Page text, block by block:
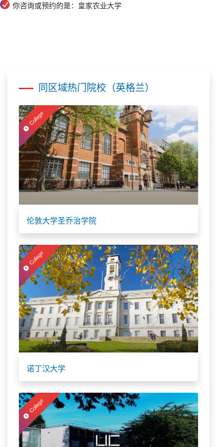
你咨询或预约的是：皇家农业大学
同区域热门院校（英格兰）
College
伦敦大学圣乔治学院
College
诺丁汉大学
College